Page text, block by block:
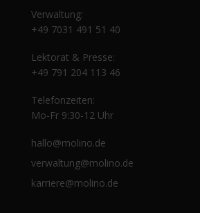
Verwaltung:
+49 7031 491 51 40
Lektorat & Presse:
+49 791 204 113 46
Telefonzeiten:
Mo-Fr 9:30-12 Uhr
hallo@molino.de
verwaltung@molino.de
karriere@molino.de